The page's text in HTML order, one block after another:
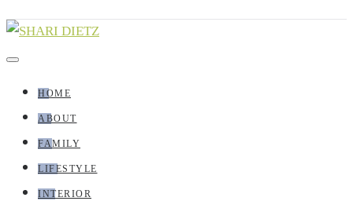
HOME
ABOUT
FAMILY
LIFESTYLE
INTERIOR